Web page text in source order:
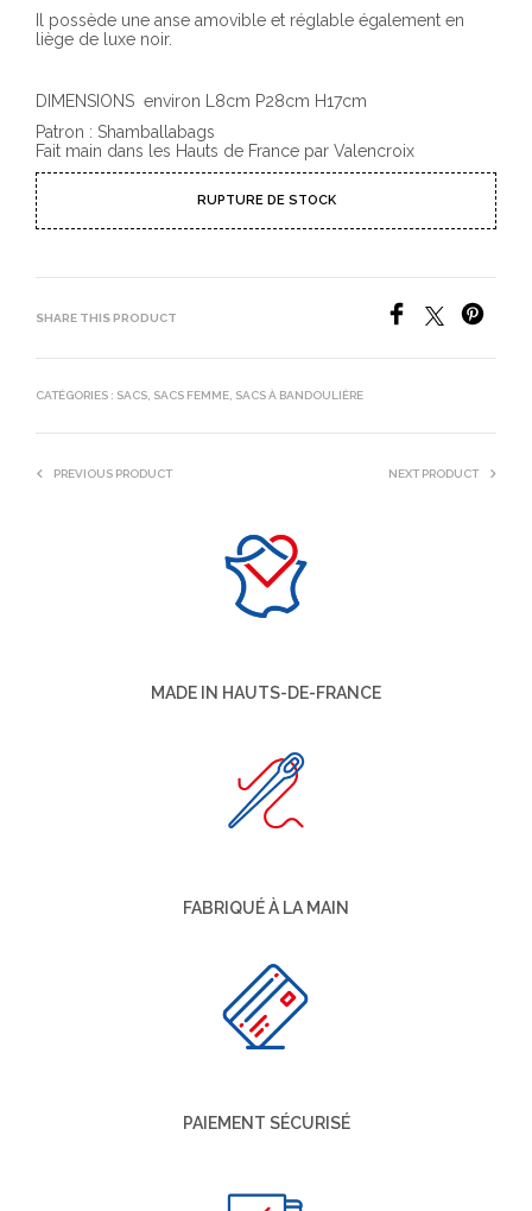
Il possède une anse amovible et réglable également en
liège de luxe noir.
DIMENSIONS environ L8cm P28cm H17cm
Patron : Shamballabags
Fait main dans les Hauts de France par Valencroix
RUPTURE DE STOCK
SHARE THIS PRODUCT
CATÉGORIES : SACS SACS FEMME SACS À BANDOULIÈRE
PREVIOUS PRODUCT NEXT PRODUCT
MADE IN HAUTS-DE-FRANCE
FABRIQUÉ À LA MAIN
PAIEMENT SÉCURISÉ